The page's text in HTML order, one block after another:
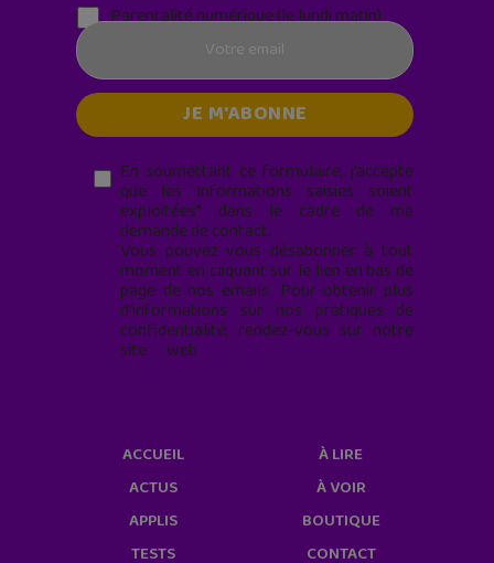
Parentalité numérique (le lundi matin)
En soumettant ce formulaire, j’accepte
que les informations saisies soient
exploitées* dans le cadre de ma
demande de contact.
Vous pouvez vous désabonner à tout
moment en cliquant sur le lien en bas de
page de nos emails. Pour obtenir plus
d'informations sur nos pratiques de
confidentialité, rendez-vous sur notre
site web
ACCUEIL
ACTUS
APPLIS
TESTS
À LIRE
À VOIR
BOUTIQUE
CONTACT